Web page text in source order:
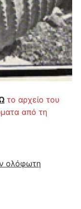
το αρχείο του
από τη
ολόφωτη